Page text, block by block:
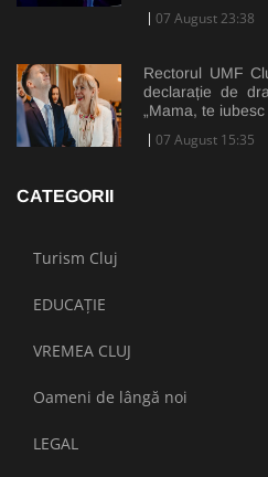
07 August 23:38
Rectorul UMF
declarație de
„Mama, te
07 August 15:35
CATEGORII
Turism Cluj
EDUCAȚIE
VREMEA CLUJ
Oameni de lângă noi
LEGAL